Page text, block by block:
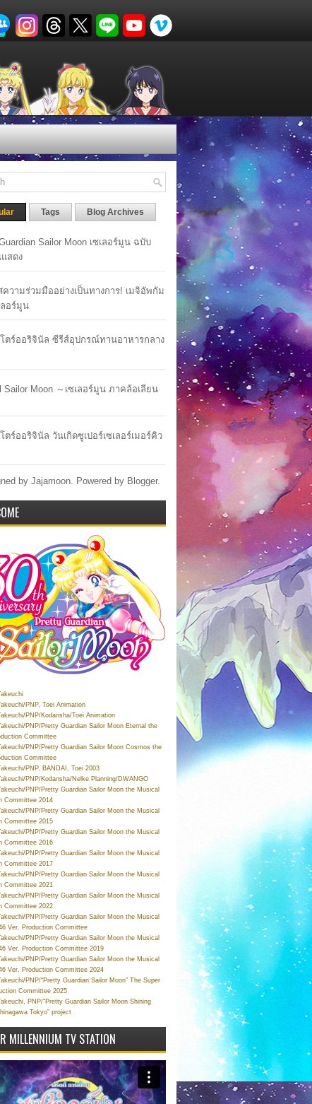
Tags Blog Archives
Sailor Moon เซเลอร์มูน ฉบับ
สดง
ความร่วมมืออย่างเป็นทางการ! เมจิอัพกัม
ลอร์มูน
ตร์ออริจินัล ซีรีส์อุปกรณ์ทานอาหารกลาง
Sailor Moon ～เซเลอร์มูน ภาคล้อเลียน
ตร์ออริจินัล วันเกิดซูเปอร์เซเลอร์เมอร์คิว
by Jajamoon. Powered by Blogger.
PNP, Toei Animation
PNP/Kodansha/Toei Animation
PNP/Pretty Guardian Sailor Moon Eternal the
Committee
PNP/Pretty Guardian Sailor Moon Cosmos the
Committee
PNP, BANDAI, Toei 2003
PNP/Kodansha/Nelke Planning/DWANGO
PNP/Pretty Guardian Sailor Moon the Musical
Committee 2014
PNP/Pretty Guardian Sailor Moon the Musical
Committee 2015
PNP/Pretty Guardian Sailor Moon the Musical
Committee 2016
PNP/Pretty Guardian Sailor Moon the Musical
Committee 2017
PNP/Pretty Guardian Sailor Moon the Musical
Committee 2021
PNP/Pretty Guardian Sailor Moon the Musical
Committee 2022
PNP/Pretty Guardian Sailor Moon the Musical
Ver. Production Committee
PNP/Pretty Guardian Sailor Moon the Musical
Ver. Production Committee 2019
PNP/Pretty Guardian Sailor Moon the Musical
Ver. Production Committee 2024
PNP/“Pretty Guardian Sailor Moon” The Super
Committee 2025
PNP/“Pretty Guardian Sailor Moon Shining
Tokyo” project
MILLENNIUM TV STATION